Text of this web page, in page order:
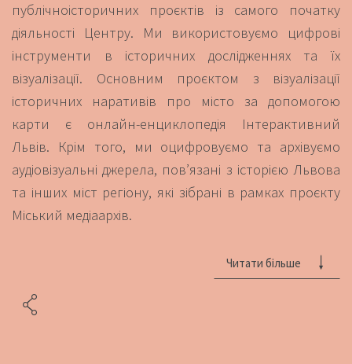
публічноісторичних проєктів із самого початку
діяльності Центру. Ми використовуємо цифрові
інструменти в історичних дослідженнях та їх
візуалізації. Основним проєктом з візуалізації
історичних наративів про місто за допомогою
карти є онлайн-енциклопедія Інтерактивний
Львів. Крім того, ми оцифровуємо та архівуємо
аудіовізуальні джерела, пов’язані з історією Львова
та інших міст регіону, які зібрані в рамках проєкту
Міський медіаархів.
Читати більше